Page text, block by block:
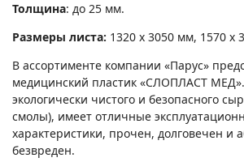
Толщина: до 25 мм.
Размеры листа: 1320 х 3050 мм, 1570 х
В ассортименте компании «Парус»
медицинский пластик «СЛОПЛАСТ
экологически чистого и безопасного
смолы), имеет отличные
характеристики, прочен, долговечен и
безвреден.